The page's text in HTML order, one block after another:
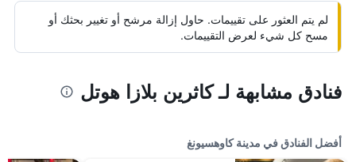
لم يتم العثور على تقييمات. حاول إزالة مرشح أو تغيير بحثك أو
مسح كل شيء لعرض التقييمات.
فنادق مشابهة لـ كاثرين بلازا هوتل
أفضل الفنادق في مدينة كاوهسيونغ